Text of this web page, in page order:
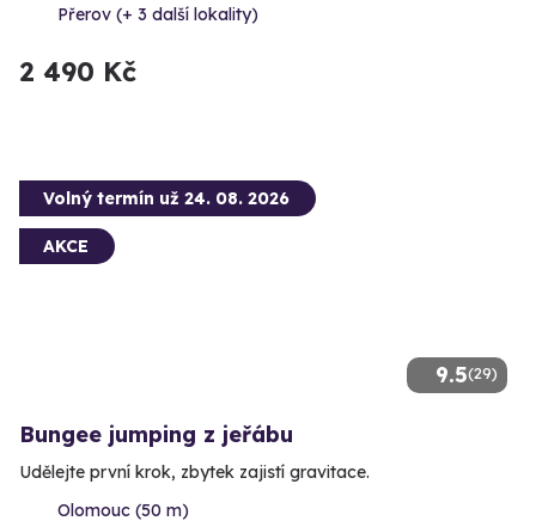
Přerov (+ 3 další lokality)
2 490 Kč
9.5(29)
Volný termín už 24. 08. 2026
AKCE
Bungee jumping z jeřábu
Udělejte první krok, zbytek zajistí gravitace.
Olomouc (50 m)